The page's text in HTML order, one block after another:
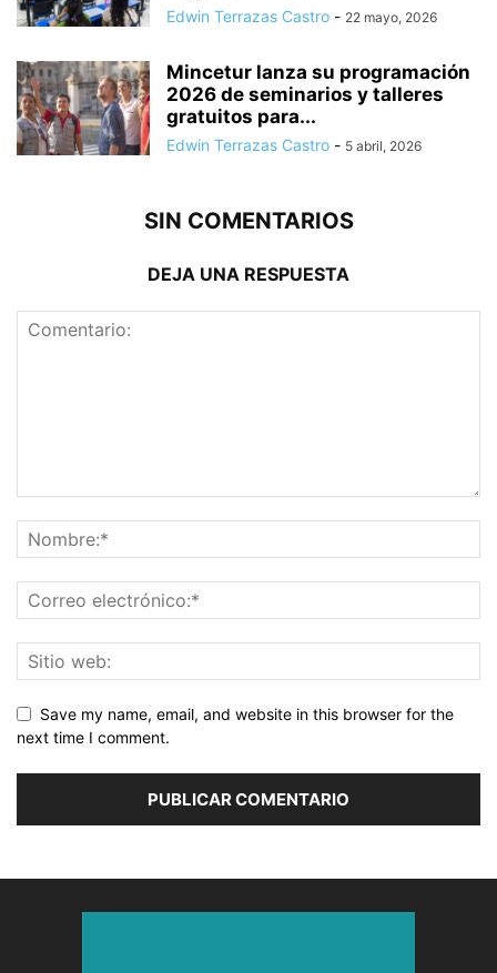
Edwin Terrazas Castro - 22 mayo, 2026
Mincetur lanza su programación
2026 de seminarios y talleres
gratuitos para...
Edwin Terrazas Castro - 5 abril, 2026
SIN COMENTARIOS
DEJA UNA RESPUESTA
Save my name, email, and website in this browser for the
next time I comment.